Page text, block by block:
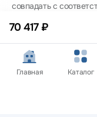
70 417 ₽
совпадать с
товаров -
оформлении заказа.
©
Главная Каталог